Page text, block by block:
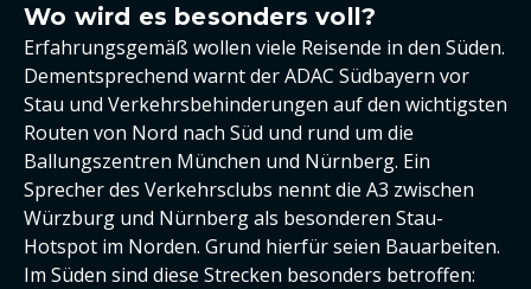
Wo wird es besonders voll?
Erfahrungsgemäß wollen viele Reisende in den Süden.
Dementsprechend warnt der ADAC Südbayern vor
Stau und Verkehrsbehinderungen auf den wichtigsten
Routen von Nord nach Süd und rund um die
Ballungszentren München und Nürnberg. Ein
Sprecher des Verkehrsclubs nennt die A3 zwischen
Würzburg und Nürnberg als besonderen Stau-
Hotspot im Norden. Grund hierfür seien Bauarbeiten.
Im Süden sind diese Strecken besonders betroffen: